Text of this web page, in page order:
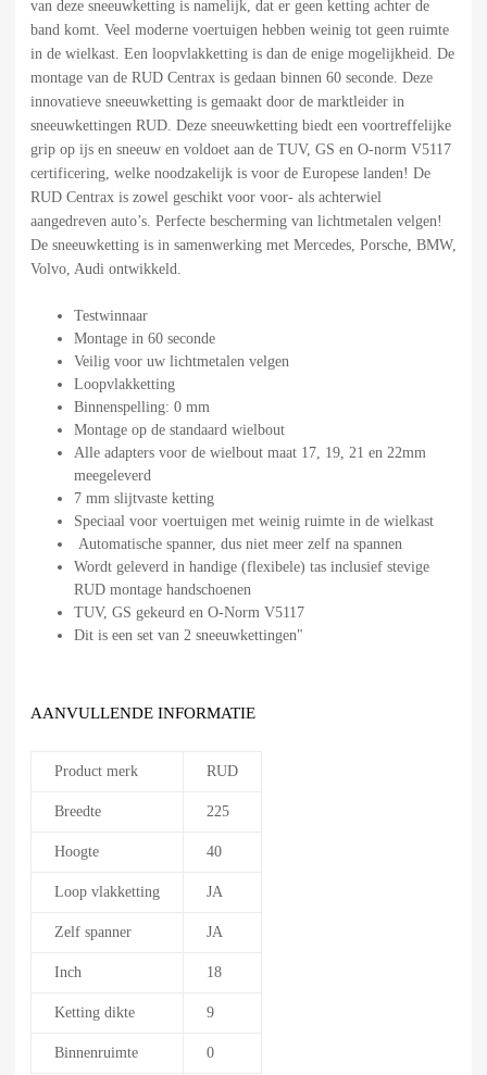
van deze sneeuwketting is namelijk, dat er geen ketting achter de
band komt. Veel moderne voertuigen hebben weinig tot geen ruimte
in de wielkast. Een loopvlakketting is dan de enige mogelijkheid. De
montage van de RUD Centrax is gedaan binnen 60 seconde. Deze
innovatieve sneeuwketting is gemaakt door de marktleider in
sneeuwkettingen RUD. Deze sneeuwketting biedt een voortreffelijke
grip op ijs en sneeuw en voldoet aan de TUV, GS en O-norm V5117
certificering, welke noodzakelijk is voor de Europese landen! De
RUD Centrax is zowel geschikt voor voor- als achterwiel
aangedreven auto’s. Perfecte bescherming van lichtmetalen velgen!
De sneeuwketting is in samenwerking met Mercedes, Porsche, BMW,
Volvo, Audi ontwikkeld.
Testwinnaar
Montage in 60 seconde
Veilig voor uw lichtmetalen velgen
Loopvlakketting
Binnenspelling: 0 mm
Montage op de standaard wielbout
Alle adapters voor de wielbout maat 17, 19, 21 en 22mm
meegeleverd
7 mm slijtvaste ketting
Speciaal voor voertuigen met weinig ruimte in de wielkast
Automatische spanner, dus niet meer zelf na spannen
Wordt geleverd in handige (flexibele) tas inclusief stevige
RUD montage handschoenen
TUV, GS gekeurd en O-Norm V5117
Dit is een set van 2 sneeuwkettingen"
AANVULLENDE INFORMATIE
Product merk RUD
Breedte 225
Hoogte 40
Loop vlakketting JA
Zelf spanner JA
Inch 18
Ketting dikte 9
Binnenruimte 0